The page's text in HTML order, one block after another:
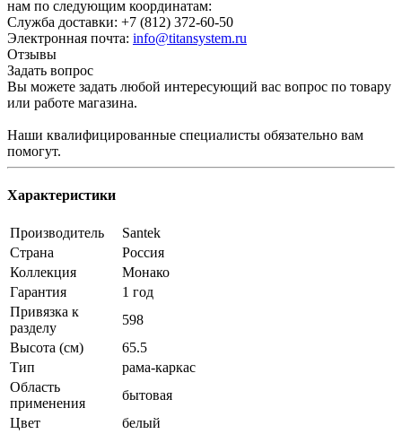
нам по следующим координатам:
Служба доставки: +7 (812) 372-60-50
Электронная почта: info@titansystem.ru
Отзывы
Задать вопрос
Вы можете задать любой интересующий вас вопрос по товару
или работе магазина.
Наши квалифицированные специалисты обязательно вам
помогут.
Характеристики
Производитель
Santek
Страна
Россия
Коллекция
Монако
Гарантия
1 год
Привязка к
разделу
598
Высота (см)
65.5
Тип
рама-каркас
Область
применения
бытовая
Цвет
белый